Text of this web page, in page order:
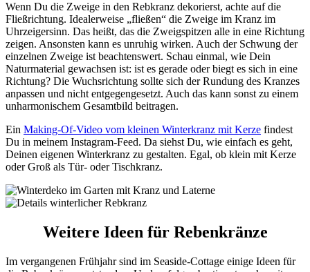
Wenn Du die Zweige in den Rebkranz dekorierst, achte auf die
Fließrichtung. Idealerweise „fließen“ die Zweige im Kranz im
Uhrzeigersinn. Das heißt, das die Zweigspitzen alle in eine Richtung
zeigen. Ansonsten kann es unruhig wirken. Auch der Schwung der
einzelnen Zweige ist beachtenswert. Schau einmal, wie Dein
Naturmaterial gewachsen ist: ist es gerade oder biegt es sich in eine
Richtung? Die Wuchsrichtung sollte sich der Rundung des Kranzes
anpassen und nicht entgegengesetzt. Auch das kann sonst zu einem
unharmonischem Gesamtbild beitragen.
Ein Making-Of-Video vom kleinen Winterkranz mit Kerze findest
Du in meinem Instagram-Feed. Da siehst Du, wie einfach es geht,
Deinen eigenen Winterkranz zu gestalten. Egal, ob klein mit Kerze
oder Groß als Tür- oder Tischkranz.
Weitere Ideen für Rebenkränze
Im vergangenen Frühjahr sind im Seaside-Cottage einige Ideen für